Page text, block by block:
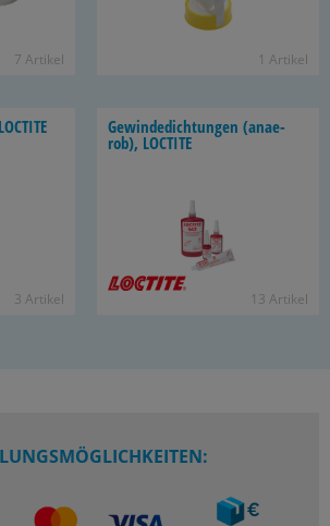
7 Ar­ti­kel 1 Ar­ti­kel
3 Ar­ti­kel
Ge­win­de­dich­tun­gen (an­ae­
rob), LOC­TI­TE
13 Ar­ti­kel